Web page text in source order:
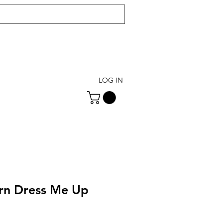
LOG IN
Dress Me Up